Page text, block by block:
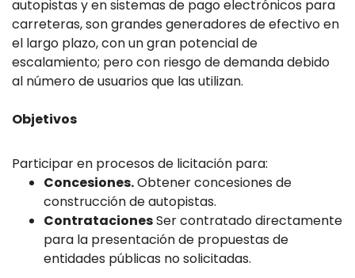
autopistas y en sistemas de pago electrónicos para
carreteras, son grandes generadores de efectivo en
el largo plazo, con un gran potencial de
escalamiento; pero con riesgo de demanda debido
al número de usuarios que las utilizan.
Objetivos
Participar en procesos de licitación para:
Concesiones.Obtener concesiones de
construcción de autopistas.
ContratacionesSer contratado directamente
para la presentación de propuestas de
entidades públicas no solicitadas.